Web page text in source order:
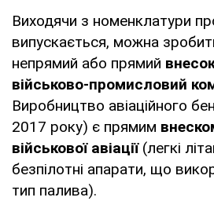
Виходячи з номенклатури
випускається, можна
непрямий або прямий
військово-промисловий
Виробництво авіаційного
2017 року) є прямим
військової авіації (легкі
безпілотні апарати, що
тип палива).